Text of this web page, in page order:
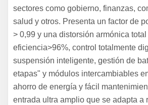
sectores como gobierno, finanzas,
salud y otros. Presenta un factor de
> 0,99 y una distorsión armónica
eficiencia>96%, control totalmente
suspensión inteligente, gestión de
etapas" y módulos intercambiables
ahorro de energía y fácil
entrada ultra amplio que se adapta a